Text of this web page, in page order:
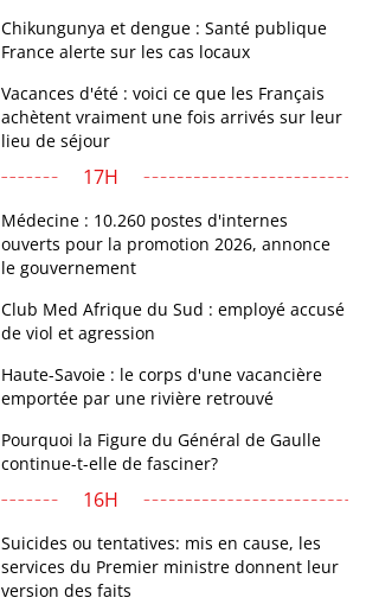
Chikungunya et dengue : Santé publique
France alerte sur les cas locaux
Vacances d'été : voici ce que les Français
achètent vraiment une fois arrivés sur leur
lieu de séjour
17H
Médecine : 10.260 postes d'internes
ouverts pour la promotion 2026, annonce
le gouvernement
Club Med Afrique du Sud : employé accusé
de viol et agression
Haute-Savoie : le corps d'une vacancière
emportée par une rivière retrouvé
Pourquoi la Figure du Général de Gaulle
continue-t-elle de fasciner?
16H
Suicides ou tentatives: mis en cause, les
services du Premier ministre donnent leur
version des faits